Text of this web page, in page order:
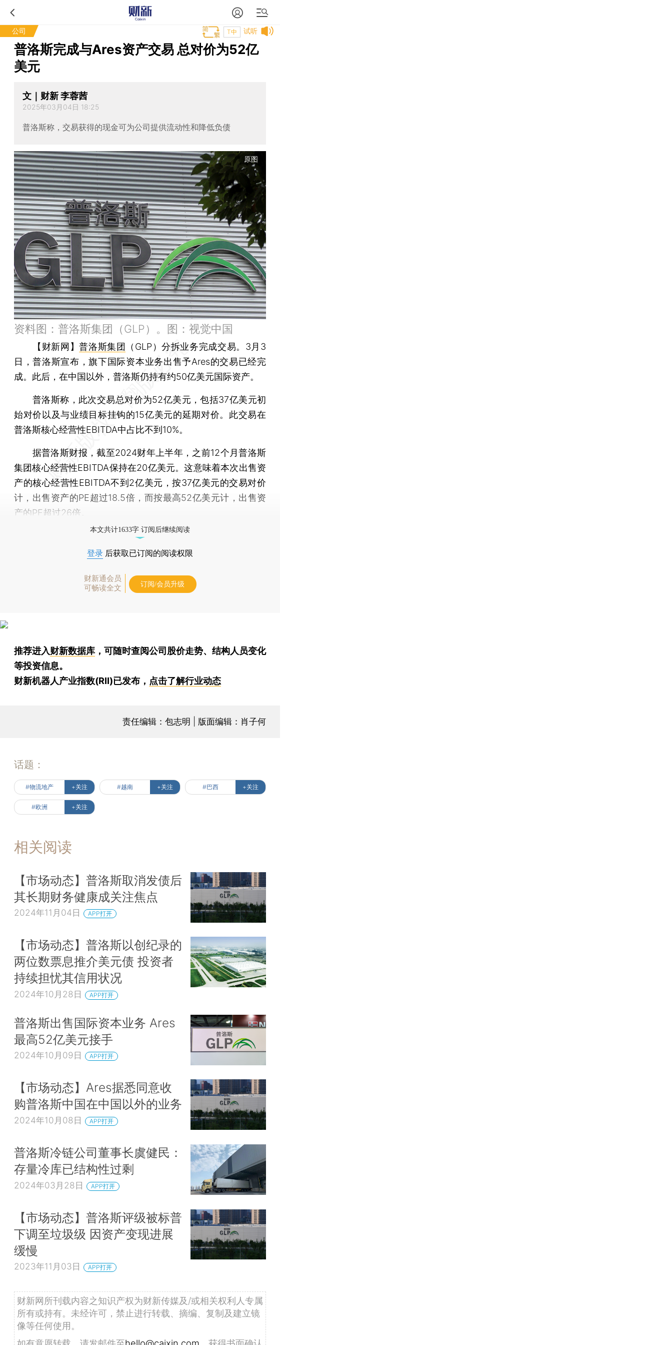
公司 试听
T中
普洛斯完成与Ares资产交易 总对价为52亿
美元
文｜财新 李蓉茜
2025年03月04日 18:25
普洛斯称，交易获得的现金可为公司提供流动性和降低负债
原图
资料图：普洛斯集团（GLP）。图：视觉中国
【财新网】普洛斯集团
（GLP）分拆业务完成交易。3月3
日，普洛斯宣布，旗下国际资本业务出售予Ares的交易已经完
成。此后，在中国以外，普洛斯仍持有约50亿美元国际资产。
普洛斯称，此次交易总对价为52亿美元，包括37亿美元初
始对价以及与业绩目标挂钩的15亿美元的延期对价。此交易在
普洛斯核心经营性EBITDA中占比不到10%。
据普洛斯财报，截至2024财年上半年，之前12个月普洛斯
集团核心经营性EBITDA保持在20亿美元。这意味着本次出售资
产的核心经营性EBITDA不到2亿美元，按37亿美元的交易对价
计，出售资产的PE超过18.5倍，而按最高52亿美元计，出售资
产的PE超过26倍。
本文共计1633字 订阅后继续阅读
登录 后获取已订阅的阅读权限
财新通会员
可畅读全文
订阅/会员升级
推荐进入财新数据库 ，可随时查阅公司股价走势、结构人员变化
等投资信息。
财新机器人产业指数(RII)已发布， 点击了解行业动态
责任编辑：包志明 | 版面编辑：肖子何
话题：
#物流地产 +关注 #越南 +关注 #巴西 +关注
#欧洲 +关注
相关阅读
【市场动态】普洛斯取消发债后
其长期财务健康成关注焦点
2024年11月04日 APP打开
【市场动态】普洛斯以创纪录的
两位数票息推介美元债 投资者
持续担忧其信用状况
2024年10月28日 APP打开
普洛斯出售国际资本业务 Ares
最高52亿美元接手
2024年10月09日 APP打开
【市场动态】Ares据悉同意收
购普洛斯中国在中国以外的业务
2024年10月08日 APP打开
普洛斯冷链公司董事长虞健民：
存量冷库已结构性过剩
2024年03月28日 APP打开
【市场动态】普洛斯评级被标普
下调至垃圾级 因资产变现进展
缓慢
2023年11月03日 APP打开
财新网所刊载内容之知识产权为财新传媒及/或相关权利人专属
所有或持有。未经许可，禁止进行转载、摘编、复制及建立镜
像等任何使用。